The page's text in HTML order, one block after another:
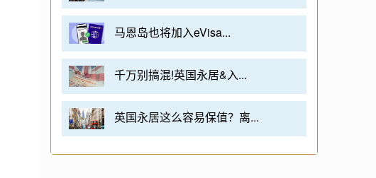
马恩岛也将加入eVisa...
千万别搞混!英国永居&入...
英国永居这么容易保值？离...